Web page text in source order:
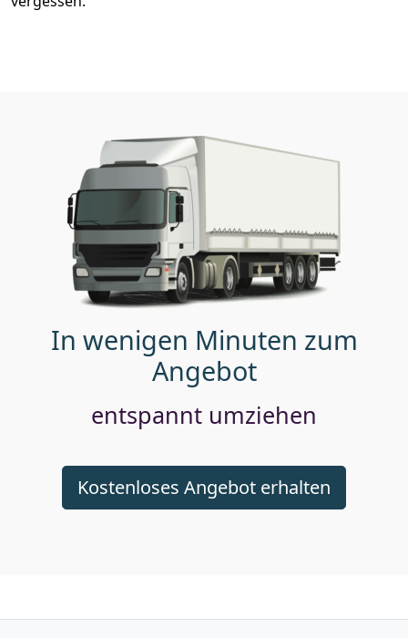
In wenigen Minuten zum
Angebot
entspannt umziehen
Kostenloses Angebot erhalten